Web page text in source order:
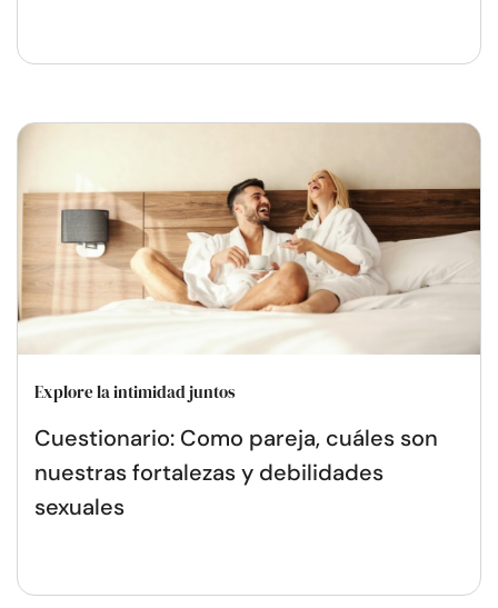
Explore la intimidad juntos
Cuestionario: Como pareja, cuáles son
nuestras fortalezas y debilidades
sexuales